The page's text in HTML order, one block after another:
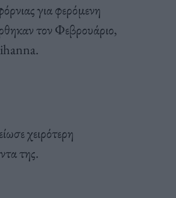
για φερόμενη
τον Φεβρουάριο,
χειρότερη
της.